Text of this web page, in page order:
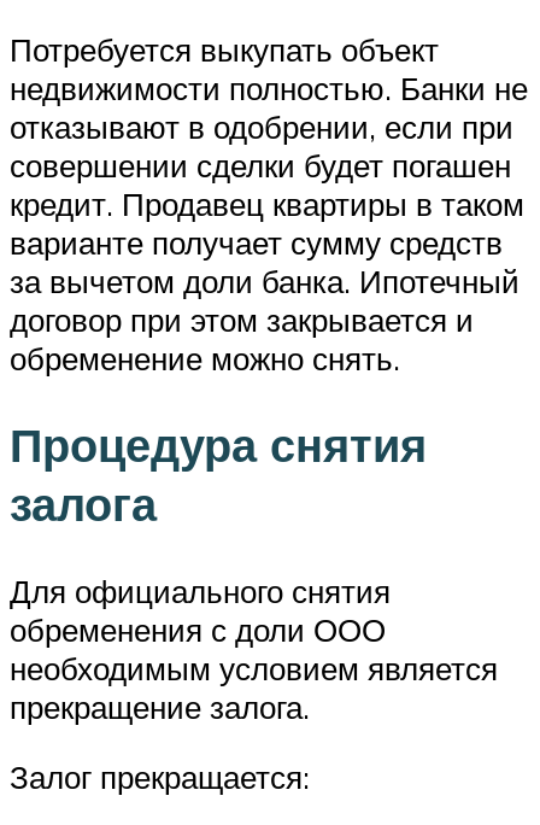
Потребуется выкупать объект
недвижимости полностью. Банки не
отказывают в одобрении, если при
совершении сделки будет погашен
кредит. Продавец квартиры в таком
варианте получает сумму средств
за вычетом доли банка. Ипотечный
договор при этом закрывается и
обременение можно снять.
Процедура снятия
залога
Для официального снятия
обременения с доли ООО
необходимым условием является
прекращение залога.
Залог прекращается: